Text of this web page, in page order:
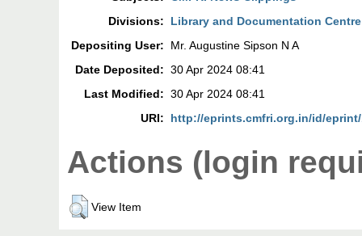
Divisions:
Library and Documentation Centre
Depositing User:
Mr. Augustine Sipson N A
Date Deposited: 30 Apr 2024 08:41
Last Modified: 30 Apr 2024 08:41
URI:
http://eprints.cmfri.org.in/id/eprint/
Actions (login
View Item